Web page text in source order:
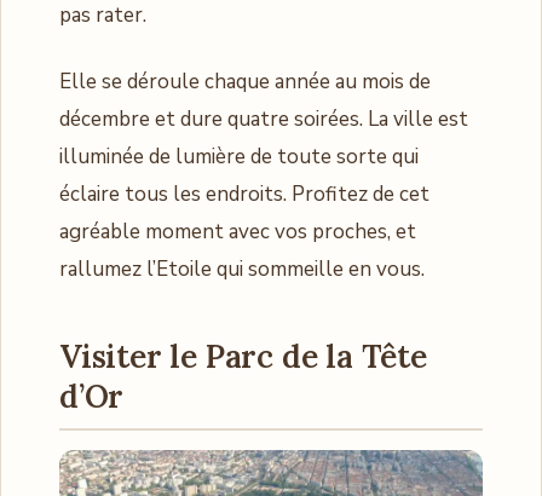
pas rater.
Elle se déroule chaque année au mois de
décembre et dure quatre soirées. La ville est
illuminée de lumière de toute sorte qui
éclaire tous les endroits. Profitez de cet
agréable moment avec vos proches, et
rallumez l’Etoile qui sommeille en vous.
Visiter le Parc de la Tête
d’Or